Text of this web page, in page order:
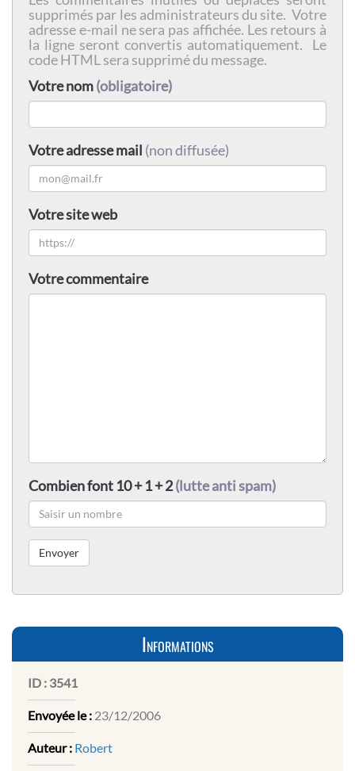
supprimés par les administrateurs du site. Votre
adresse e-mail ne sera pas affichée. Les retours à
la ligne seront convertis automatiquement. Le
code HTML sera supprimé du message.
Votre nom(obligatoire)
Votre adresse mail (non diffusée)
Votre site web
Votre commentaire
Combien font 10 + 1 + 2(lutte anti spam)
Informations
ID : 3541
Envoyée le : 23/12/2006
Auteur : Robert